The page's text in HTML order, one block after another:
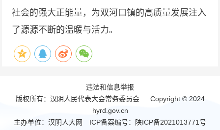
社会的强大正能量，为双河口镇的高质量发展注入
了源源不断的温暖与活力。
违法和信息举报
版权所有：汉阴人民代表大会常务委员会 Copyright © 2024
hyrd.gov.cn
主办单位：汉阴人大网 ICP备案编号：
陕ICP备2021013771号